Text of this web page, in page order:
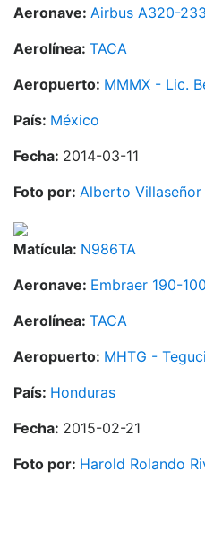
Aeronave: Airbus A320-233
Aerolínea: TACA
Aeropuerto: MMMX - Lic.
País: México
Fecha: 2014-03-11
Foto por: Alberto Villaseñor
Matícula: N986TA
Aeronave: Embraer 190-
Aerolínea: TACA
Aeropuerto: MHTG -
País: Honduras
Fecha: 2015-02-21
Foto por: Harold Rolando